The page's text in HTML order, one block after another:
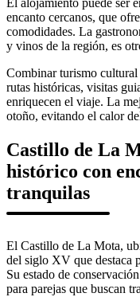
El alojamiento puede ser
encanto cercanos, que
comodidades. La
y vinos de la región, es
Combinar turismo
rutas históricas, visitas
enriquecen el viaje. La
otoño, evitando el calor
Castillo de La
histórico con
tranquilas
El Castillo de La Mota,
del siglo XV que destaca
Su estado de
para parejas que buscan